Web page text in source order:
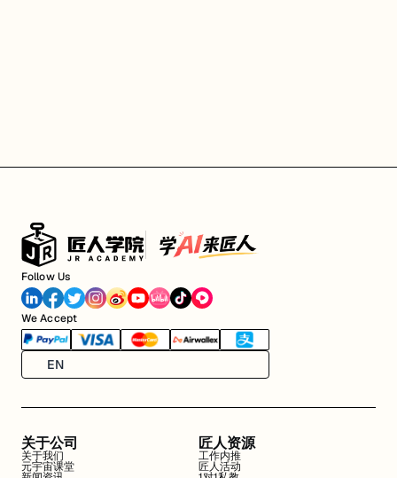
Follow Us
We Accept
EN
关于公司
关于我们
元宇宙课堂
匠人资源
工作内推
匠人活动